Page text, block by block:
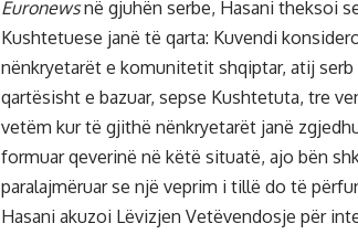
Euronewsnë gjuhën serbe, Hasani theksoi
Kushtetuese janë të qarta: Kuvendi
nënkryetarët e komunitetit shqiptar, atij
qartësisht e bazuar, sepse Kushtetuta, tre
vetëm kur të gjithë nënkryetarët janë
formuar qeverinë në këtë situatë, ajo bën
paralajmëruar se një veprim i tillë do të
Hasani akuzoi Lëvizjen Vetëvendosje për